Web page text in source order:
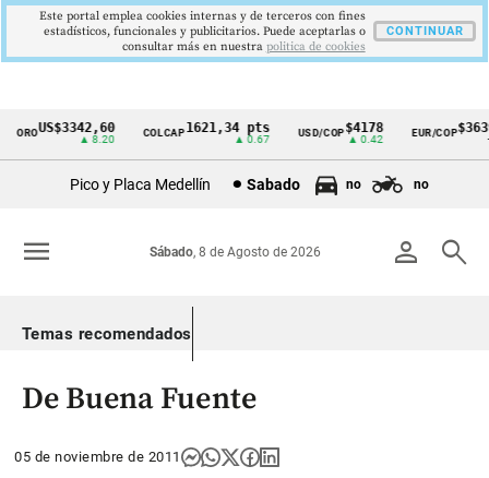
Cintillo
Colombia
US$3342,60
▲ 8.20
COLCAP1621,34 pts
▲ 0.67
USD/COP$4178
▲ 0.42
EUR/COP$3639
Pico y Placa Medellín Sabado no no
person search
Sábado, 8 de Agosto de 2026
menu
Temas recomendados
De Buena Fuente
05 de noviembre de 2011
Este portal emplea cookies internas y de terceros con fines
estadísticos, funcionales y publicitarios. Puede aceptarlas o
consultar más en nuestra politica de cookies
CONTINUAR